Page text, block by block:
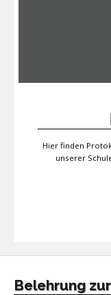
Hier finden
unserer
Belehrung